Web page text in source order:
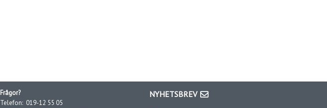
Frågor?
Telefon: 019-12 55 05
NYHETSBREV